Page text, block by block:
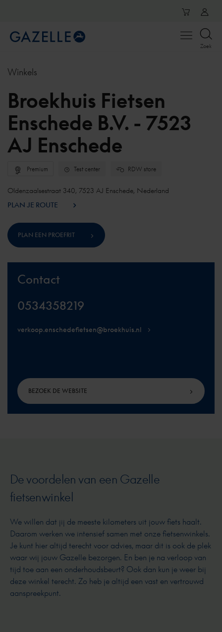
Open
Zoek
Winkels
Broekhuis Fietsen
Enschede B.V. - 7523
AJ Enschede
Premium Test center RDW store
Oldenzaalsestraat 340, 7523 AJ Enschede, Nederland
PLAN JE ROUTE
PLAN EEN PROEFRIT
Contact
0534358219
verkoop.enschedefietsen@broekhuis.nl
BEZOEK DE WEBSITE
De voordelen van een Gazelle
fietsenwinkel
We willen dat jij de meeste kilometers uit jouw fiets haalt.
Daarom werken we intensief samen met onze fietsenwinkels.
Je kunt hier altijd terecht voor advies, maar dit is ook de plek
waar wij jouw Gazelle bezorgen. En ben je na verloop van
tijd toe aan een onderhoudsbeurt? Ook dan kun je weer bij
deze winkel terecht. Zo heb je altijd een vast en vertrouwd
aanspreekpunt.